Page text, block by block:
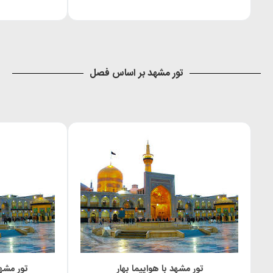
تور مشهد بر اساس فصل
تور مشهد با هواپیما بهار تور